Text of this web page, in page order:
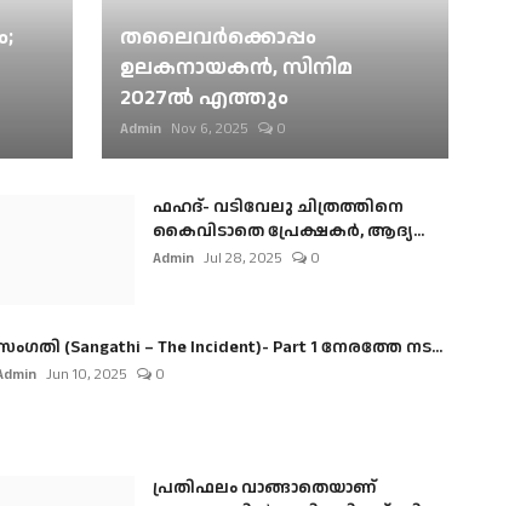
തലൈവര്‍ക്കൊപ്പം
ഉലകനായകന്‍, സിനിമ
2027ല്‍ എത്തും
Admin Nov 6, 2025 0
ഫഹദ്- വടിവേലു ചിത്രത്തിനെ
കൈവിടാതെ പ്രേക്ഷകർ, ആദ്യ...
Admin Jul 28, 2025 0
(Sangathi – The Incident)- Part 1 നേരത്തേ നട...
Jun 10, 2025 0
പ്രതിഫലം വാങ്ങാതെയാണ്